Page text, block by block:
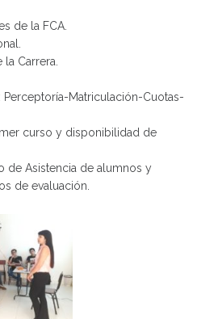
de la FCA.
la Carrera.
Perceptoría-Matriculación-Cuotas-
curso y disponibilidad de
de Asistencia de alumnos y
de evaluación.